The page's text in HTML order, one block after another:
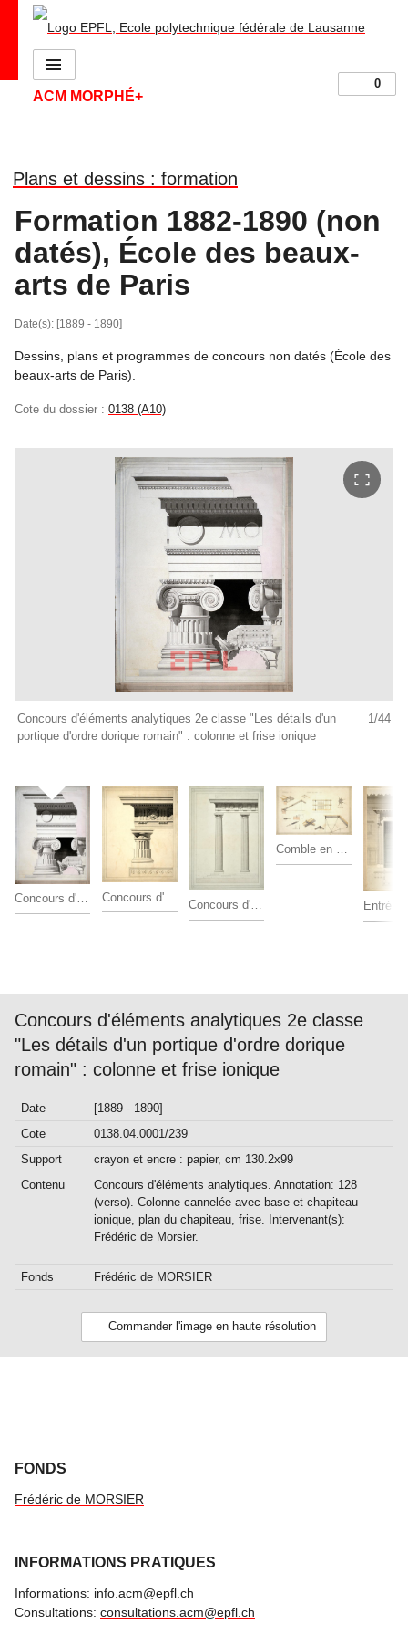
ACM MORPHÉ+
Menu
0
Plans et dessins : formation
Formation 1882-1890 (non
datés), École des beaux-
arts de Paris
Date(s): [1889 - 1890]
Dessins, plans et programmes de concours non datés (École des
beaux-arts de Paris).
Cote du dossier : 0138 (A10)
Concours d'éléments analytiques 2e classe "Les détails d'un
portique d'ordre dorique romain" : colonne et frise ionique
1/44
Concours d'éléments analytiques 2e classe "Les détails d'un portique d'ordre dorique romain" : colonne et frise ionique Concours d'éléments analytiques 2e classe "Les détails d'un portique d'ordre dorique romain" : corniche, frise, colonne et socle, angle d'un portique
Concours d'éléments analytiques 2e classe "Les détails d'un portique d'ordre dorique romain" : élévation
Comble en fer 0.05 et cheneau 0.10
Concours d'éléments analytiques 2e classe
"Les détails d'un portique d'ordre dorique
romain" : colonne et frise ionique
Date
[1889 - 1890]
Cote
0138.04.0001/239
Support
crayon et encre : papier, cm 130.2x99
Contenu
Concours d'éléments analytiques. Annotation: 128
(verso). Colonne cannelée avec base et chapiteau
ionique, plan du chapiteau, frise. Intervenant(s):
Frédéric de Morsier.
Fonds Frédéric de MORSIER
Commander l'image en haute résolution
FONDS
Frédéric de MORSIER
INFORMATIONS PRATIQUES
Informations: info.acm@epfl.ch
Consultations: consultations.acm@epfl.ch